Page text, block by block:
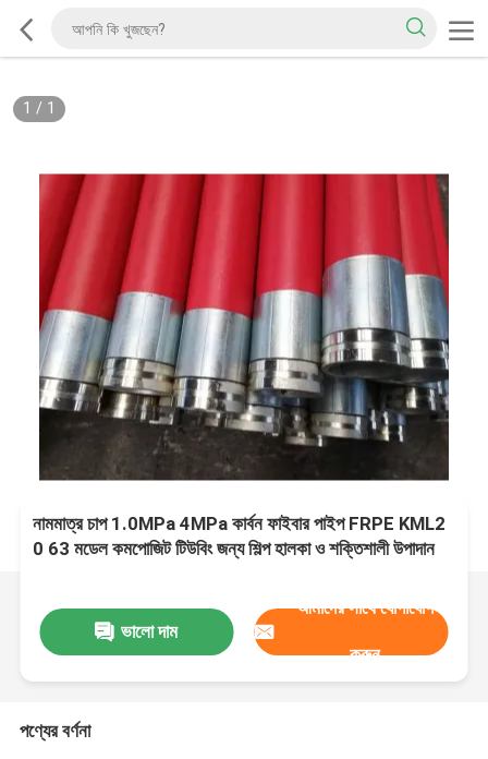
1 / 1
নামমাত্র চাপ 1.0MPa 4MPa কার্বন ফাইবার পাইপ FRPE KML2
0 63 মডেল কমপোজিট টিউবিং জন্য শিল্প হালকা ও শক্তিশালী উপাদান
ভালো দাম
আমাদের সাথে যোগাযোগ
করুন
পণ্যের বর্ণনা